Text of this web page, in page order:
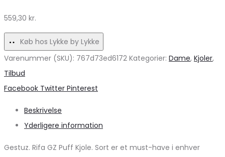
Blue
Stripe
559,30 kr.
Køb hos Lykke by Lykke
Varenummer (SKU): 767d73ed6172 Kategorier: Dame, Kjoler,
Tilbud
Share
Facebook Twitter Pinterest
Beskrivelse
Yderligere information
Gestuz. Rifa GZ Puff Kjole. Sort er et must-have i enhver